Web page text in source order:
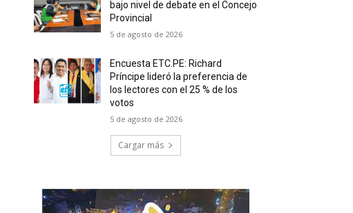
bajo nivel de debate en el Concejo
Provincial
5 de agosto de 2026
Encuesta ETC.PE: Richard
Príncipe lideró la preferencia de
los lectores con el 25 % de los
votos
5 de agosto de 2026
Cargar más